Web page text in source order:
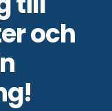
och